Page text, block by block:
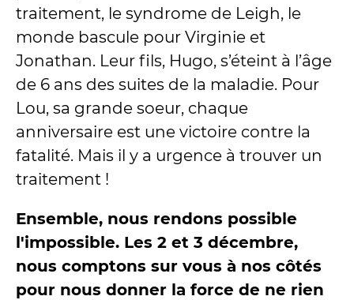
traitement, le syndrome de Leigh, le
monde bascule pour Virginie et
Jonathan. Leur fils, Hugo, s’éteint à l’âge
de 6 ans des suites de la maladie. Pour
Lou, sa grande soeur, chaque
anniversaire est une victoire contre la
fatalité. Mais il y a urgence à trouver un
traitement !
Ensemble, nous rendons possible
l'impossible. Les 2 et 3 décembre,
nous comptons sur vous à nos côtés
pour nous donner la force de ne rien